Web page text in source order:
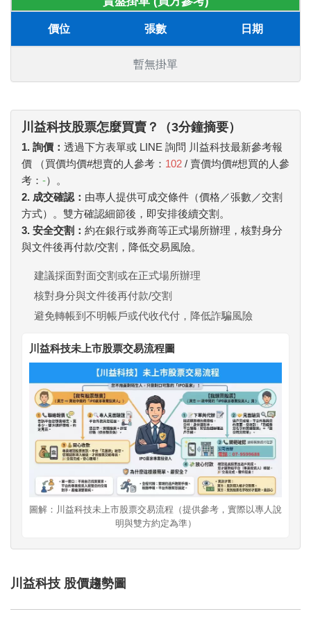
價位 張數 日期
暫無掛單
川益科技股票怎麼買賣？（3分鐘摘要）
1. 詢價： 透過下方表單或 LINE 詢問 川益科技最新參考報
價 （買價均價#想賣的人參考： 102 / 賣價均價#想買的人參
考： -）。
2. 成交確認： 由專人提供可成交條件（價格／張數／交割
方式）。雙方確認細節後，即安排後續交割。
3. 安全交割： 約在銀行或券商等正式場所辦理，核對身分
與文件後再付款/交割，降低交易風險。
建議採面對面交割或在正式場所辦理
核對身分與文件後再付款/交割
避免轉帳到不明帳戶或代收代付，降低詐騙風險
川益科技未上市股票交易流程圖
圖解：川益科技未上市股票交易流程（提供參考，實際以專人說
明與雙方約定為準）
川益科技 股價趨勢圖